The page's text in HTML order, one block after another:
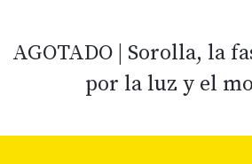
AGOTADO | Sorolla, la
por la luz y el